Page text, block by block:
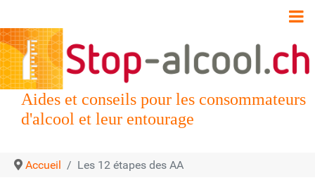
Aides et conseils pour les consommateurs
d'alcool et leur entourage
Accueil Les 12 étapes des AA